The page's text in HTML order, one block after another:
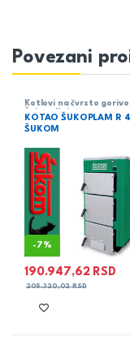
Povezani
Kotlovi na čvrsto gorivo
Šukom Knjaževac
KOTAO ŠUKOPLAM R
ŠUKOM
-7%
190.947,62 RSD
205.320,02RSD